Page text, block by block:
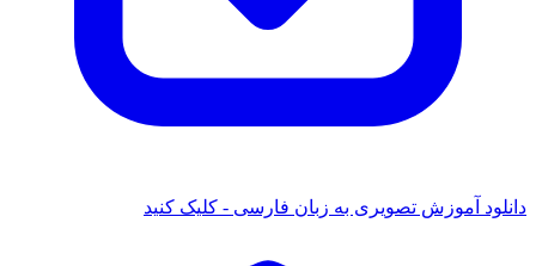
آموزش تصویری به زبان فارسی - کلیک کنید